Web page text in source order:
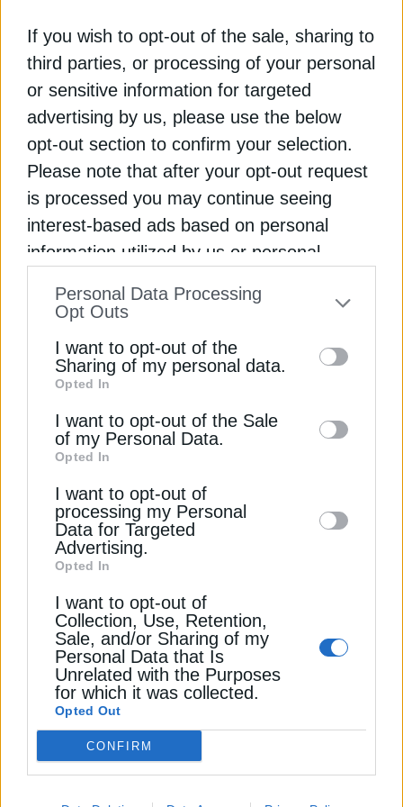
If you wish to opt-out of the sale, sharing to
third parties, or processing of your personal
or sensitive information for targeted
advertising by us, please use the below
opt-out section to confirm your selection.
Please note that after your opt-out request
is processed you may continue seeing
interest-based ads based on personal
information utilized by us or personal
to your opt-out. You may separately opt-out
information by third parties on the IAB’s list
of downstream participants. This
information may also be disclosed by us to
third parties on theIAB’s List of
Downstream Participants
disclose it to other third parties.
Personal Data Processing
Opt Outs
I want to opt-out of the
Sharing of my personal data.
Opted In
I want to opt-out of the Sale
of my Personal Data.
Opted In
I want to opt-out of
processing my Personal
Data for Targeted
Advertising.
Opted In
I want to opt-out of
Collection, Use, Retention,
Sale, and/or Sharing of my
Personal Data that Is
Unrelated with the Purposes
for which it was collected.
Opted Out
CONFIRM
Παρουσία στα μεγαλύτερα έργα της
χώρας
Η θετική εικόνα της αγοράς συνδέεται άμεσα με
το εκτεταμένο χαρτοφυλάκιο έργων που
βρίσκονται σήμερα σε εξέλιξη. Σύμφωνα με τα
στοιχεία που παρουσίασε ο Όμιλος ΗΡΑΚΛΗΣ, η
εταιρεία συμμετέχει στα μεγαλύτερα έργα
υποδομών της χώρας, μεταξύ των οποίων ο
Βόρειος Οδικός Άξονας Κρήτης (ΒΟΑΚ), η
Γραμμή 4 του Μετρό Αθήνας, η αντλησιοταμίευση
της Αμφιλοχίας, ο αυτοκινητόδρομος Ε65, τα έργα
αποκατάστασης των ζημιών από την κακοκαιρία
Daniel, η επέκταση του προβλήτα του λιμένα
Θεσσαλονίκης και ο Νοτιοδυτικός Οδικός Άξονας
Πελοποννήσου. Ιδιαίτερη βαρύτητα αποδίδεται
στον ΒΟΑΚ, όπου η διοίκηση εκτιμά ότι μόνο το
τμήμα Χανιά – Ηράκλειο θα δημιουργήσει
κατασκευαστικό αντικείμενο για τουλάχιστον έξι
έως επτά χρόνια λόγω των μεγάλων αναγκών σε
σήραγγες και γέφυρες.
Παράλληλα, το Ελληνικό εξακολουθεί να
αποτελεί το σημαντικότερο μεμονωμένο έργο για
τον όμιλο. Σύμφωνα με την παρουσίαση, η
ΗΡΑΚΛΗΣ διαθέτει περίπου 70% μερίδιο στις
ανάγκες σκυροδέματος της πρώτης φάσης
ανάπτυξης και έχει ήδη παραδώσει περίπου
550.000 κυβικά μέτρα σκυροδέματος. Στο
χαρτοφυλάκιο των έργων περιλαμβάνονται η
Riviera Tower, το Integrated Resort Complex, οι
βασικές υποδομές, οι αθλητικές εγκαταστάσεις
Εγγραφή στο Newsletter
την Πολιτική Απορρήτου